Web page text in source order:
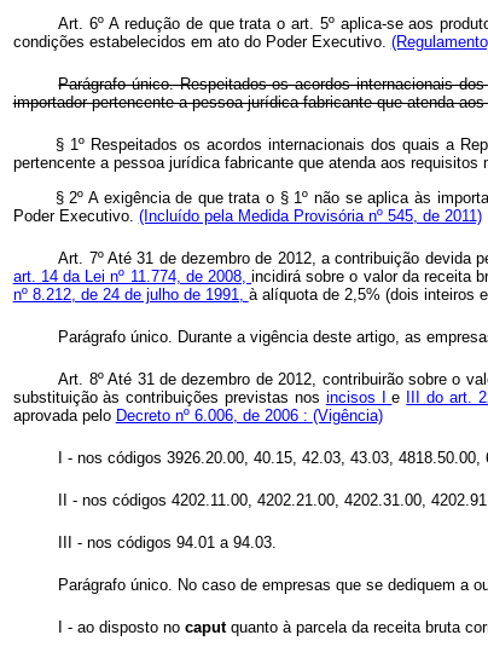
Art. 6º A redução de que trata o art. 5º aplica-se aos
condições estabelecidos em ato do Poder Executivo.
Parágrafo único. Respeitados os acordos internacionais
importador pertencente a pessoa jurídica fabricante que atenda
§ 1º Respeitados os acordos internacionais dos quais a
pertencente a pessoa jurídica fabricante que atenda aos requisitos
§ 2º A exigência de que trata o § 1º não se aplica às
Poder Executivo. (Incluído pela Medida Provisória nº 545, de 2011)
Art. 7ºAté 31 de dezembro de 2012, a contribuição devida
art. 14 da Lei nº 11.774, de 2008,incidirá sobre o valor da receita
nº 8.212, de 24 de julho de 1991, à alíquota de 2,5% (dois inteiros
Parágrafo único. Durante a vigência deste artigo, as
Art. 8º Até 31 de dezembro de 2012, contribuirão sobre o
substituição às contribuições previstas nos incisos Ie III do art.
aprovada pelo Decreto nº 6.006, de 2006 : (Vigência)
I - nos códigos 3926.20.00, 40.15, 42.03, 43.03,
II - nos códigos 4202.11.00, 4202.21.00, 4202.31.00,
III - nos códigos 94.01 a 94.03.
Parágrafo único. No caso de empresas que se dediquem a
I - ao disposto nocaputquanto à parcela da receita bruta